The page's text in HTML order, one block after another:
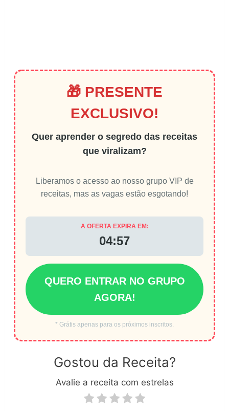
🎁 PRESENTE
EXCLUSIVO!
Quer aprender o segredo das receitas
que viralizam?
Liberamos o acesso ao nosso grupo VIP de
receitas, mas as vagas estão esgotando!
A OFERTA EXPIRA EM:
04:56
QUERO ENTRAR NO GRUPO
AGORA!
* Grátis apenas para os próximos inscritos.
Gostou da Receita?
Avalie a receita com estrelas